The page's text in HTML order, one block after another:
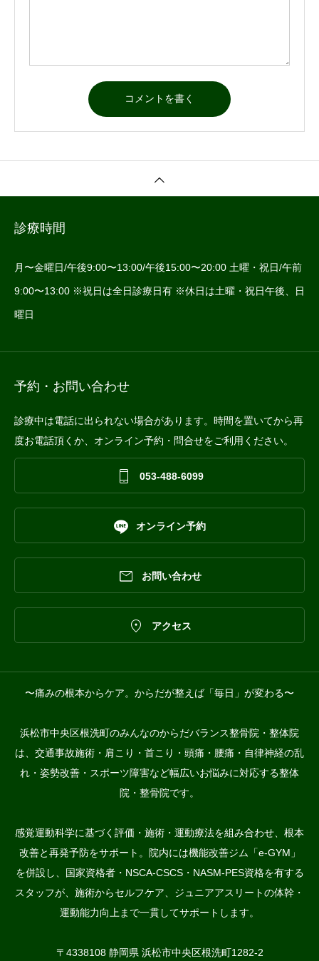
診療時間
月〜金曜日/午後9:00〜13:00/午後15:00〜20:00 土曜・祝日/午前
9:00〜13:00 ※祝日は全日診療日有 ※休日は土曜・祝日午後、日
曜日
予約・お問い合わせ
診療中は電話に出られない場合があります。時間を置いてから再
度お電話頂くか、オンライン予約・問合せをご利用ください。
 053-488-6099
 オンライン予約
 お問い合わせ
 アクセス
〜痛みの根本からケア。からだが整えば「毎日」が変わる〜
浜松市中央区根洗町のみんなのからだバランス整骨院・整体院
は、交通事故施術・肩こり・首こり・頭痛・腰痛・自律神経の乱
れ・姿勢改善・スポーツ障害など幅広いお悩みに対応する整体
院・整骨院です。
感覚運動科学に基づく評価・施術・運動療法を組み合わせ、根本
改善と再発予防をサポート。院内には機能改善ジム「e-GYM」
を併設し、国家資格者・NSCA-CSCS・NASM-PES資格を有する
スタッフが、施術からセルフケア、ジュニアアスリートの体幹・
運動能力向上まで一貫してサポートします。
〒4338108 静岡県 浜松市中央区根洗町1282-2